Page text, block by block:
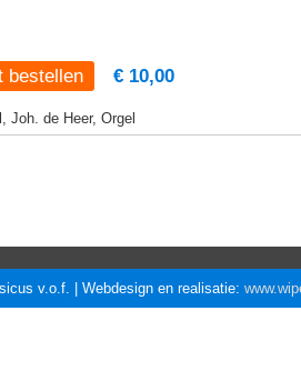
€ 10,00
Joh. de Heer, Orgel
v.o.f. | Webdesign en realisatie: